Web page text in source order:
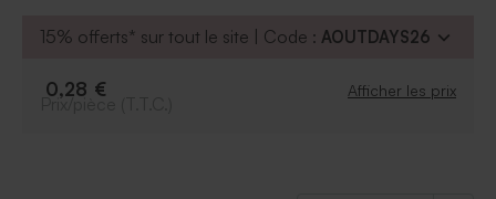
15% offerts* sur tout le site | Code : AOUTDAYS26
0,28 € Afficher les prix